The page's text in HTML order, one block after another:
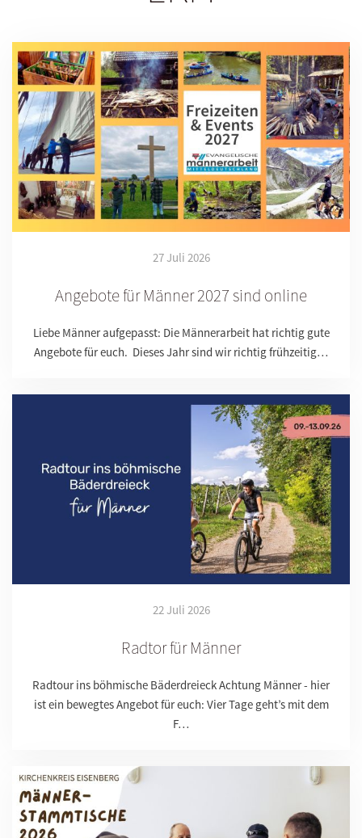
27 Juli 2026
Angebote für Männer 2027 sind online
Liebe Männer aufgepasst: Die Männerarbeit hat richtig gute
Angebote für euch. Dieses Jahr sind wir richtig frühzeitig…
22 Juli 2026
Radtor für Männer
Radtour ins böhmische Bäderdreieck Achtung Männer - hier
ist ein bewegtes Angebot für euch: Vier Tage geht’s mit dem
F…